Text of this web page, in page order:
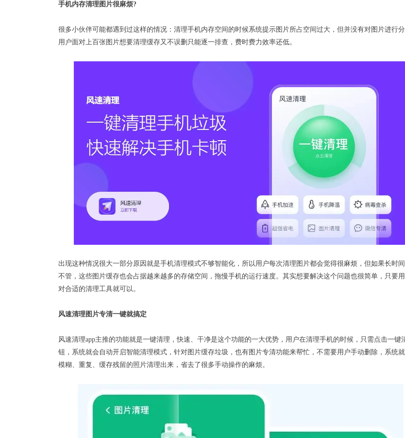
手机内存清理图片很麻烦?
很多小伙伴可能都遇到过这样的情况：清理手机内存空间的时候系统提示图片所占空间过大，但并没有对图片进行分
用户面对上百张图片想要清理缓存又不误删只能逐一排查，费时费力效率还低。
出现这种情况很大一部分原因就是手机清理模式不够智能化，所以用户每次清理图片都会觉得很麻烦，但如果长时
不管，这些图片缓存也会占据越来越多的存储空间，拖慢手机的运行速度。其实想要解决这个问题也很简单，只要
对合适的清理工具就可以。
风速清理图片专清一键就搞定
风速清理app主推的功能就是一键清理 ，快速、干净是这个功能的一大优势，用户在清理手机的时候，只需点击一键
钮，系统就会自动开启智能清理模式，针对图片缓存垃圾，也有图片专清功能来帮忙，不需要用户手动删除，系统
模糊、重复、缓存残留的照片清理出来，省去了很多手动操作的麻烦。